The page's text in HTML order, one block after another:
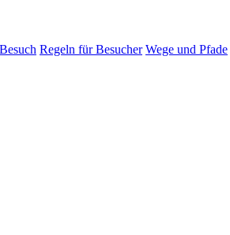
Regeln für Besucher Wege und Pfade